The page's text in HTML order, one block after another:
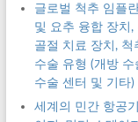
글로벌 척추 임플
및 요추 융합 장치
골절 치료 장치,
수술 유형 (개방 수
수술 센터 및 기타
세계의 민간 항공